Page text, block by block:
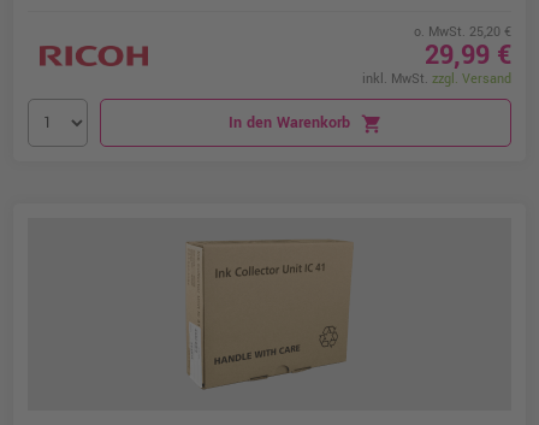
o. MwSt. 25,20 €
29,99 €
inkl. MwSt. zzgl. Versand
In den Warenkorb shopping_cart